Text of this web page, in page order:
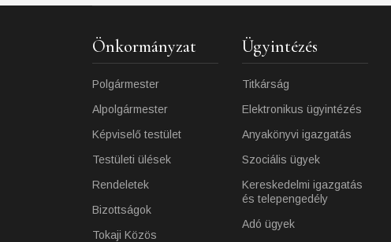
Önkormányzat
Polgármester
Alpolgármester
Képviselő testület
Testületi ülések
Rendeletek
Bizottságok
Tokaji Közös
Ügyintézés
Titkárság
Elektronikus ügyintézés
Anyakönyvi igazgatás
Szociális ügyek
Kereskedelmi igazgatás
és telepengedély
Adó ügyek